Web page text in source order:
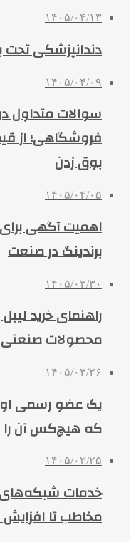
۱۴۰۵/۰۴/۱۳
دندانپزشکی
۱۴۰۵/۰۴/۰۹
سوالات متداول
فروشگاهی؛ از
بوق زدن
۱۴۰۵/۰۴/۰۵
اهمیت آگهی
برندینگ در صنعت
۱۴۰۵/۰۳/۳۰
راهنمای خرید
محصولات صنعتی
۱۴۰۵/۰۳/۲۶
یک عضو رسمی
که هیچ‌کس آن را
۱۴۰۵/۰۳/۲۵
مخاطب تا